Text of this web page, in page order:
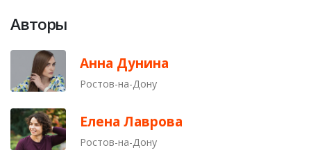
Авторы
Анна Дунина
Ростов-на-Дону
Елена Лаврова
Ростов-на-Дону